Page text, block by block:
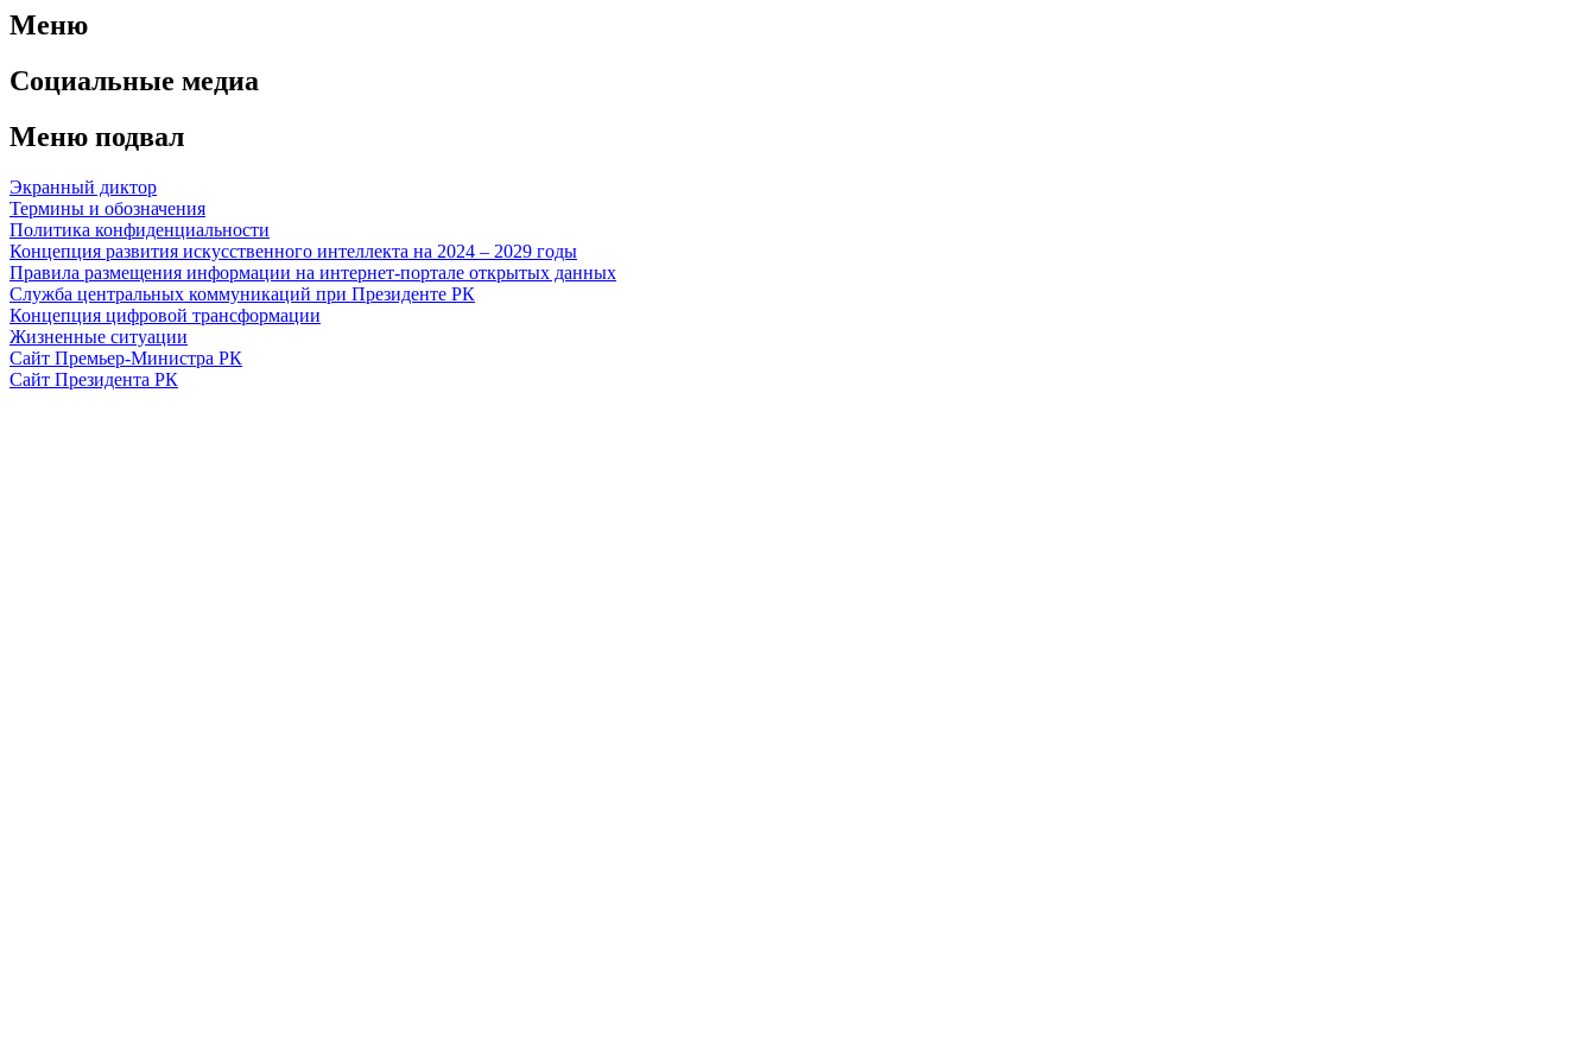
Меню
Социальные медиа
Меню подвал
Экранный диктор
Термины и обозначения
Политика конфиденциальности
Концепция развития искусственного интеллекта на 2024 – 2029 годы
Правила размещения информации на интернет-портале открытых данных
Служба центральных коммуникаций при Президенте РК
Концепция цифровой трансформации
Жизненные ситуации
Сайт Премьер-Министра РК
Сайт Президента РК